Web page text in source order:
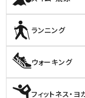
ランニング
ウォーキング
フィットネス・ヨ